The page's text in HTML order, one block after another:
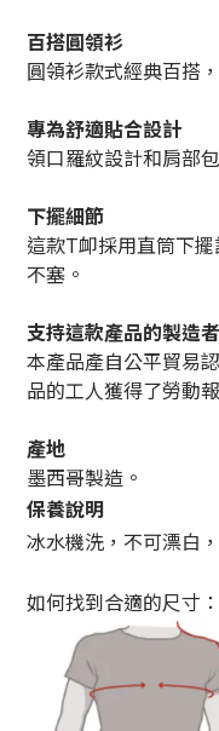
百搭圓領衫
圓領衫款式經典百搭
專為舒適貼合設計
領口羅紋設計和肩部
下擺細節
這款T卹採用直筒下
不塞。
支持這款產品的製造者
本產品產自公平貿易
品的工人獲得了勞動
產地
墨西哥製造。
保養說明
冰水機洗，不可漂白
如何找到合適的尺寸：